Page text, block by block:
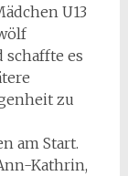
U13
es
zu
am Start.
Kathrin,